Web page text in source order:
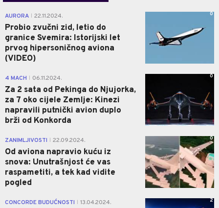
AURORA 22.11.2024.
Probio zvučni zid, letio do
granice Svemira: Istorijski let
prvog hipersoničnog aviona
(VIDEO)
0
4 MACH 06.11.2024.
Za 2 sata od Pekinga do Njujorka,
za 7 oko cijele Zemlje: Kinezi
napravili putnički avion duplo
brži od Konkorda
0
ZANIMLJIVOSTI 22.09.2024.
Od aviona napravio kuću iz
snova: Unutrašnjost će vas
raspametiti, a tek kad vidite
pogled
0
CONCORDE BUDUĆNOSTI 13.04.2024. 2